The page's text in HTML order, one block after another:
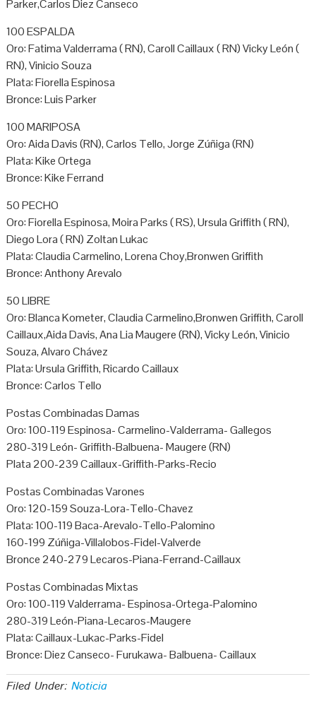
Parker,Carlos Diez Canseco
100 ESPALDA
Oro: Fatima Valderrama ( RN), Caroll Caillaux ( RN) Vicky León (
RN), Vinicio Souza
Plata: Fiorella Espinosa
Bronce: Luis Parker
100 MARIPOSA
Oro: Aida Davis (RN), Carlos Tello, Jorge Zúñiga (RN)
Plata: Kike Ortega
Bronce: Kike Ferrand
50 PECHO
Oro: Fiorella Espinosa, Moira Parks ( RS), Ursula Griffith ( RN),
Diego Lora ( RN) Zoltan Lukac
Plata: Claudia Carmelino, Lorena Choy,Bronwen Griffith
Bronce: Anthony Arevalo
50 LIBRE
Oro: Blanca Kometer, Claudia Carmelino,Bronwen Griffith, Caroll
Caillaux,Aida Davis, Ana Lia Maugere (RN), Vicky León, Vinicio
Souza, Alvaro Chávez
Plata: Ursula Griffith, Ricardo Caillaux
Bronce: Carlos Tello
Postas Combinadas Damas
Oro: 100-119 Espinosa- Carmelino-Valderrama- Gallegos
280-319 León- Griffith-Balbuena- Maugere (RN)
Plata 200-239 Caillaux-Griffith-Parks-Recio
Postas Combinadas Varones
Oro: 120-159 Souza-Lora-Tello-Chavez
Plata: 100-119 Baca-Arevalo-Tello-Palomino
160-199 Zúñiga-Villalobos-Fidel-Valverde
Bronce 240-279 Lecaros-Piana-Ferrand-Caillaux
Postas Combinadas Mixtas
Oro: 100-119 Valderrama- Espinosa-Ortega-Palomino
280-319 León-Piana-Lecaros-Maugere
Plata: Caillaux-Lukac-Parks-Fidel
Bronce: Diez Canseco- Furukawa- Balbuena- Caillaux
Filed Under: Noticia